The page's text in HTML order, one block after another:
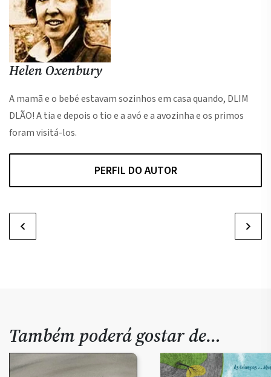
Helen Oxenbury
A mamã e o bebé estavam sozinhos em casa quando, DLIM
DLÃO! A tia e depois o tio e a avó e a avozinha e os primos
foram visitá-los.
PERFIL DO AUTOR
Também poderá gostar de…